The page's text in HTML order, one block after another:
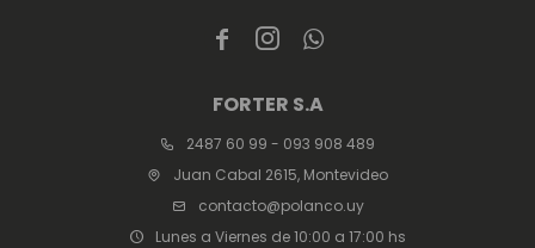
  
FORTER S.A
2487 60 99 - 093 908 489
Juan Cabal 2615, Montevideo
contacto@polanco.uy
Lunes a Viernes de 10:00 a 17:00 hs